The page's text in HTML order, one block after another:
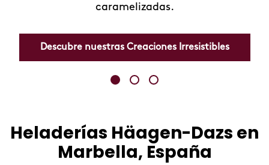
caramelizadas.
Descubre nuestras Creaciones Irresistibles
Skip
Heladerías Häagen-Dazs en
Marbella, España